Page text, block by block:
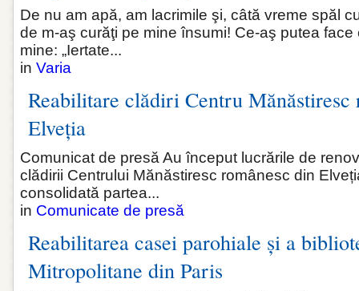
De nu am apă, am lacrimile şi, câtă vreme spăl
de m-aş curăţi pe mine însumi! Ce‑aş putea
mine: „Iertate...
in Varia
Reabilitare clădiri Centru Mănăstiresc
Elveția
Comunicat de presă Au început lucrările de
clădirii Centrului Mănăstiresc românesc din
consolidată partea...
in Comunicate de presă
Reabilitarea casei parohiale și a
Mitropolitane din Paris